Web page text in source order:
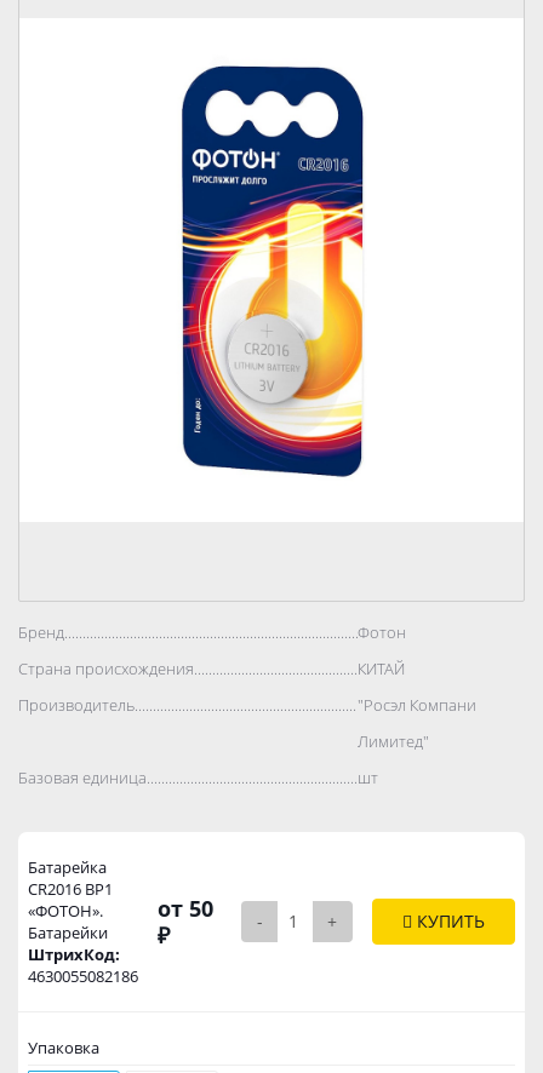
Бренд..................................................................................Фотон
Страна происхождения..................................................................................
КИТАЙ
Производитель..................................................................................
"Росэл Компани
Лимитед"
Базовая единица..................................................................................
шт
Батарейка
CR2016 ВР1
«ФОТОН».
Батарейки
ШтрихКод:
4630055082186
от 50
₽
- + КУПИТЬ
Упаковка